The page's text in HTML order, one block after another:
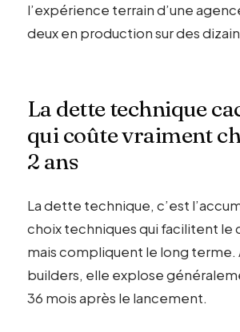
l’expérience terrain d’une
deux en production sur des
La dette technique
qui coûte vraiment
2 ans
La dette technique, c’est
choix techniques qui facilitent le
mais compliquent le long terme.
builders, elle explose
36 mois après le lancement.